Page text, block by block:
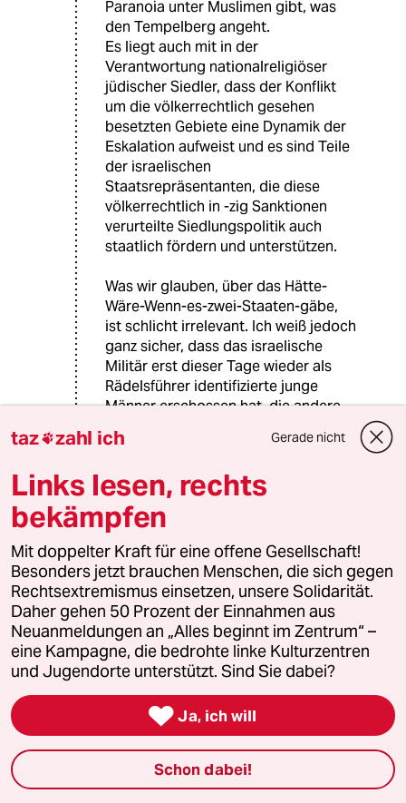
Paranoia unter Muslimen gibt, was
den Tempelberg angeht.
Es liegt auch mit in der
Verantwortung nationalreligiöser
jüdischer Siedler, dass der Konflikt
um die völkerrechtlich gesehen
besetzten Gebiete eine Dynamik der
Eskalation aufweist und es sind Teile
der israelischen
Staatsrepräsentanten, die diese
völkerrechtlich in -zig Sanktionen
verurteilte Siedlungspolitik auch
staatlich fördern und unterstützen.
Was wir glauben, über das Hätte-
Wäre-Wenn-es-zwei-Staaten-gäbe,
ist schlicht irrelevant. Ich weiß jedoch
ganz sicher, dass das israelische
Militär erst dieser Tage wieder als
Rädelsführer identifizierte junge
Männer erschossen hat, die andere
gegen bis an die Zähne bewaffnete
Wenn aber im Kampf gegen den
Terrorismus eine einfache
Aufruhrhandlung (ich schreibe nicht:
'Befreiungshandlung') als
terroristischer Akt gewertet wird,
dann kann ja getrost eine
europäische Armee beim nächsten
G20-Gipfel steinewerfende
Unzufriedene erschießen?!
Aber worin liegt da eigentlich genau
Staatsterrorismus?
warum_denkt_keiner_nach?
taz zahl ich Gerade nicht
Links lesen, rechts
bekämpfen
Mit doppelter Kraft für eine offene Gesellschaft!
Besonders jetzt brauchen Menschen, die sich gegen
Rechtsextremismus einsetzen, unsere Solidarität.
Daher gehen 50 Prozent der Einnahmen aus
Neuanmeldungen an „Alles beginnt im Zentrum“ –
eine Kampagne, die bedrohte linke Kulturzentren
und Jugendorte unterstützt. Sind Sie dabei?
 Ja, ich will
Schon dabei!